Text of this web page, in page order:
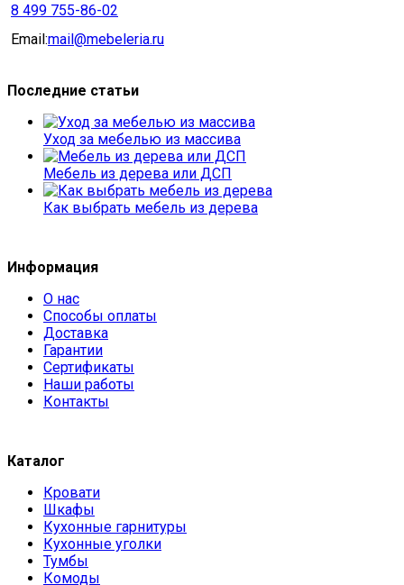
8 499 755-86-02
Email:mail@mebeleria.ru
Последние статьи
Уход за мебелью из массива
Мебель из дерева или ДСП
Как выбрать мебель из дерева
Информация
О нас
Способы оплаты
Доставка
Гарантии
Сертификаты
Наши работы
Контакты
Каталог
Кровати
Шкафы
Кухонные гарнитуры
Кухонные уголки
Тумбы
Комоды